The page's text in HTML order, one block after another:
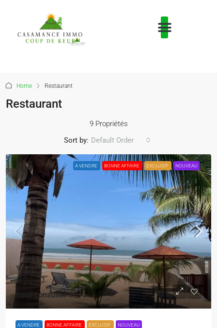
Home Restaurant
Restaurant
9 Propriétés
Sort by: Default Order
A VENDRE BONNE AFFAIRE EXCLUSIF NOUVEAU
nous consulter
A VENDRE BONNE AFFAIRE EXCLUSIF NOUVEAU